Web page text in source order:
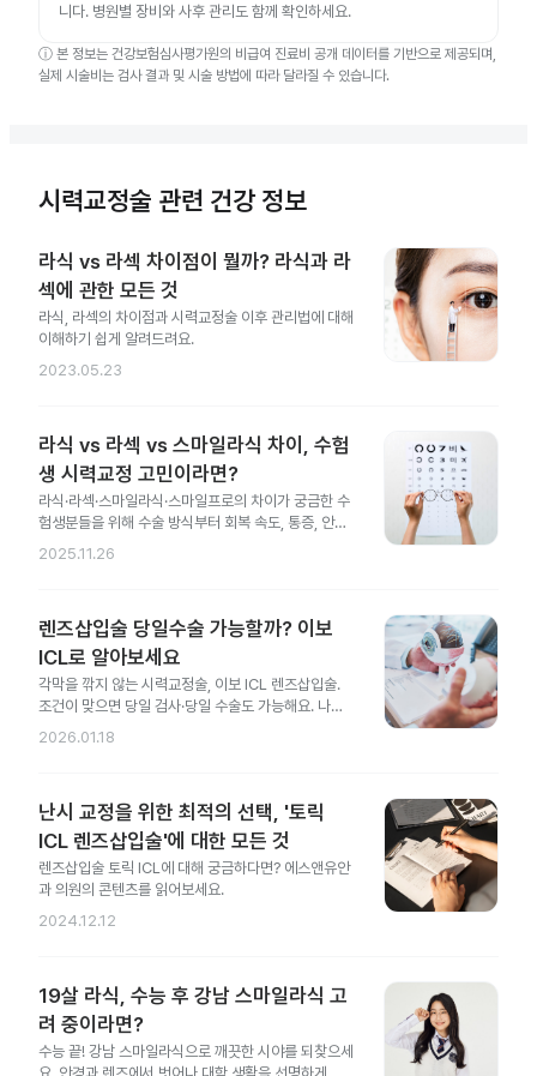
니다. 병원별 장비와 사후 관리도 함께 확인하세요.
ⓘ 본 정보는 건강보험심사평가원의 비급여 진료비 공개 데이터를 기반으로 제공되며,
실제 시술비는 검사 결과 및 시술 방법에 따라 달라질 수 있습니다.
시력교정술 관련 건강 정보
라식 vs 라섹 차이점이 뭘까? 라식과 라
섹에 관한 모든 것
라식, 라섹의 차이점과 시력교정술 이후 관리법에 대해
이해하기 쉽게 알려드려요.
2023.05.23
라식 vs 라섹 vs 스마일라식 차이, 수험
생 시력교정 고민이라면?
라식·라섹·스마일라식·스마일프로의 차이가 궁금한 수
험생분들을 위해 수술 방식부터 회복 속도, 통증, 안전
성 차이까지 한 번에 정리했어요.
2025.11.26
렌즈삽입술 당일수술 가능할까? 이보
ICL로 알아보세요
각막을 깎지 않는 시력교정술, 이보 ICL 렌즈삽입술.
조건이 맞으면 당일 검사·당일 수술도 가능해요. 나에
게도 가능한지 지금 확인해 보세요.
2026.01.18
난시 교정을 위한 최적의 선택, '토릭
ICL 렌즈삽입술'에 대한 모든 것
렌즈삽입술 토릭 ICL에 대해 궁금하다면? 에스앤유안
과 의원의 콘텐츠를 읽어보세요.
2024.12.12
19살 라식, 수능 후 강남 스마일라식 고
려 중이라면?
수능 끝! 강남 스마일라식으로 깨끗한 시야를 되찾으세